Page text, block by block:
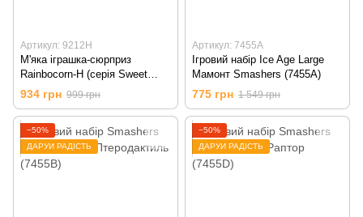
Артикул: 9212H
М'яка іграшка-сюрприз
Rainbocorn-H (серія Sweet
Shake) (9212H)
934 грн 999 грн
Артикул: 7455A
Ігровий набір Ice Age Large
Мамонт Smashers (7455A)
775 грн 1 549 грн
−50%
ДАРУЙ РАДІСТЬ
−50%
ДАРУЙ РАДІСТЬ